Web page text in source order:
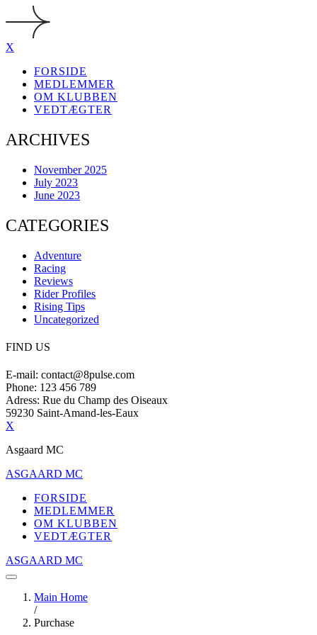
X
FORSIDE
MEDLEMMER
OM KLUBBEN
VEDTÆGTER
ARCHIVES
November 2025
July 2023
June 2023
CATEGORIES
Adventure
Racing
Reviews
Rider Profiles
Rising Tips
Uncategorized
FIND US
E-mail: contact@8pulse.com
Phone: 123 456 789
Adress: Rue du Champ des Oiseaux
59230 Saint-Amand-les-Eaux
X
Asgaard MC
ASGAARD MC
FORSIDE
MEDLEMMER
OM KLUBBEN
VEDTÆGTER
ASGAARD MC
Main Home
/
Purchase